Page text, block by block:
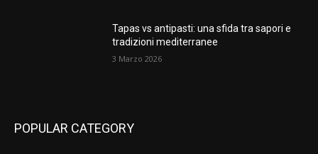
Tapas vs antipasti: una sfida tra sapori e
tradizioni mediterranee
3 Marzo 2026
POPULAR CATEGORY